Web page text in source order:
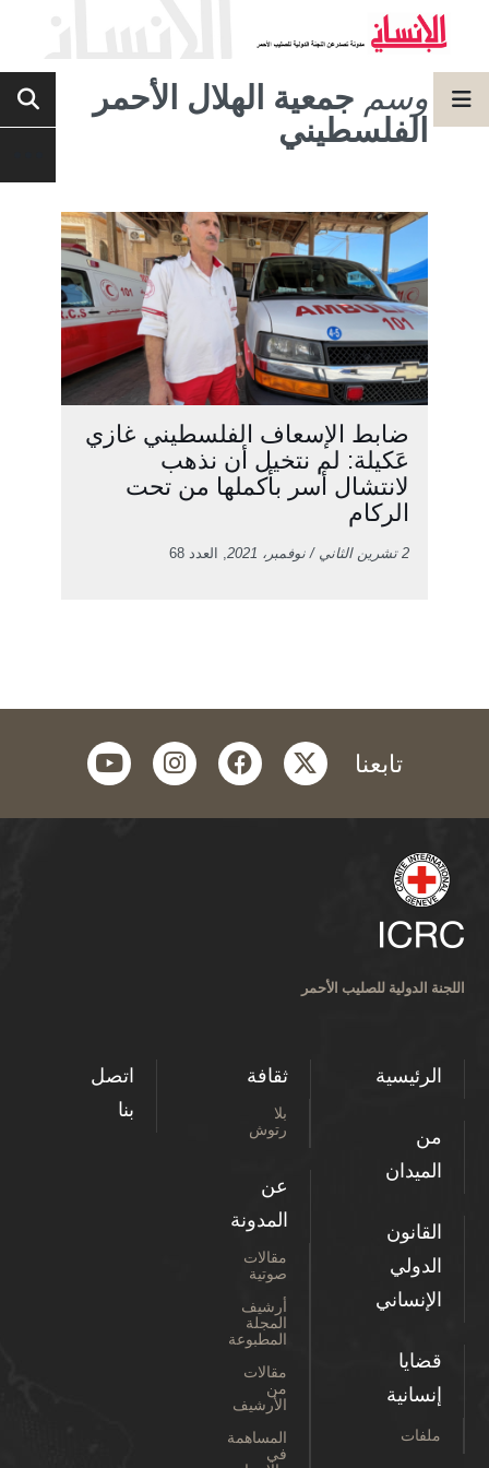
وسم جمعية الهلال الأحمر
الفلسطيني
ضابط الإسعاف الفلسطيني غازي
عَكيلة: لم نتخيل أن نذهب
لانتشال أسر بأكملها من تحت
الركام
2 تشرين الثاني / نوفمبر، 2021 , العدد 68
تابعنا twitter
facebook
instagram
youtube
اللجنة الدولية للصليب الأحمر
الرئيسية
من
الميدان
القانون
الدولي
الإنساني
قضايا
إنسانية
ملفات
ثقافة
بلا
رتوش
عن
المدونة
مقالات
صوتية
أرشيف
المجلة
المطبوعة
مقالات
من
الأرشيف
المساهمة
في
اتصل
بنا